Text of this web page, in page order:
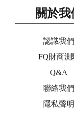
關於我
認識我們
FQ財商測
Q&A
聯絡我們
隱私聲明